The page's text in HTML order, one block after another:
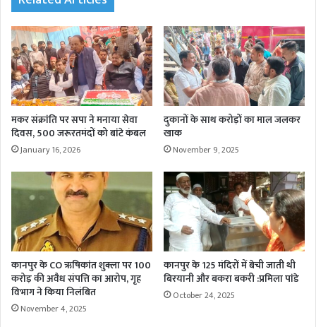
मकर संक्रांति पर सपा ने मनाया सेवा
दिवस, 500 जरूरतमंदों को बांटे कंबल
January 16, 2026
दुकानों के साथ करोड़ों का माल जलकर
खाक
November 9, 2025
कानपुर के CO ऋषिकांत शुक्ला पर 100
करोड़ की अवैध संपत्ति का आरोप, गृह
विभाग ने किया निलंबित
November 4, 2025
कानपुर के 125 मंदिरों में बेची जाती थी
बिरयानी और बकरा बकरी :प्रमिला पांडे
October 24, 2025